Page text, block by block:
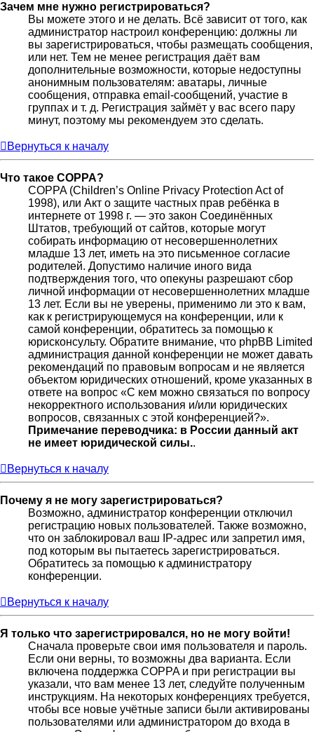
Зачем мне нужно регистрироваться?
Вы можете этого и не делать. Всё зависит от того, как
администратор настроил конференцию: должны ли
вы зарегистрироваться, чтобы размещать сообщения,
или нет. Тем не менее регистрация даёт вам
дополнительные возможности, которые недоступны
анонимным пользователям: аватары, личные
сообщения, отправка email-сообщений, участие в
группах и т. д. Регистрация займёт у вас всего пару
минут, поэтому мы рекомендуем это сделать.
Вернуться к началу
Что такое COPPA?
COPPA (Children’s Online Privacy Protection Act of
1998), или Акт о защите частных прав ребёнка в
интернете от 1998 г. — это закон Соединённых
Штатов, требующий от сайтов, которые могут
собирать информацию от несовершеннолетних
младше 13 лет, иметь на это письменное согласие
родителей. Допустимо наличие иного вида
подтверждения того, что опекуны разрешают сбор
личной информации от несовершеннолетних младше
13 лет. Если вы не уверены, применимо ли это к вам,
как к регистрирующемуся на конференции, или к
самой конференции, обратитесь за помощью к
юрисконсульту. Обратите внимание, что phpBB Limited
администрация данной конференции не может давать
рекомендаций по правовым вопросам и не является
объектом юридических отношений, кроме указанных в
ответе на вопрос «С кем можно связаться по вопросу
некорректного использования и/или юридических
вопросов, связанных с этой конференцией?».
Примечание переводчика: в России данный акт
не имеет юридической силы..
Вернуться к началу
Почему я не могу зарегистрироваться?
Возможно, администратор конференции отключил
регистрацию новых пользователей. Также возможно,
что он заблокировал ваш IP-адрес или запретил имя,
под которым вы пытаетесь зарегистрироваться.
Обратитесь за помощью к администратору
конференции.
Вернуться к началу
Я только что зарегистрировался, но не могу войти!
Сначала проверьте свои имя пользователя и пароль.
Если они верны, то возможны два варианта. Если
включена поддержка COPPA и при регистрации вы
указали, что вам менее 13 лет, следуйте полученным
инструкциям. На некоторых конференциях требуется,
чтобы все новые учётные записи были активированы
пользователями или администратором до входа в